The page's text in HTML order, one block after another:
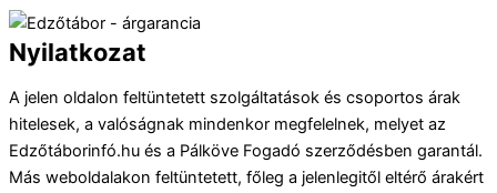
Nyilatkozat
A jelen oldalon feltüntetett szolgáltatások és csoportos árak
hitelesek, a valóságnak mindenkor megfelelnek, melyet az
Edzőtáborinfó.hu és a Pálköve Fogadó szerződésben garantál.
Más weboldalakon feltüntetett, főleg a jelenlegitől eltérő árakért